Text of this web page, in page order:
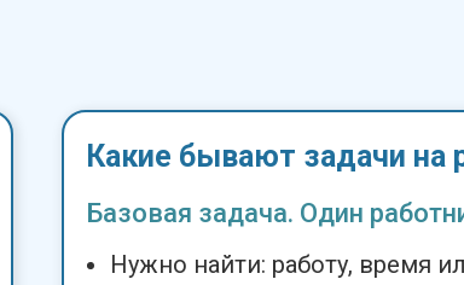
Нужно найти: работу, время
Какие бывают задачи на
Базовая задача. Один